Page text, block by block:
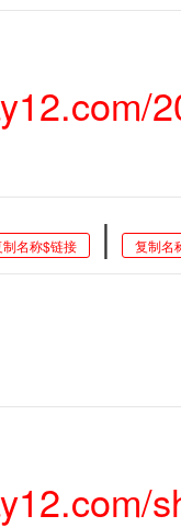
制名称$链接 | 复制名